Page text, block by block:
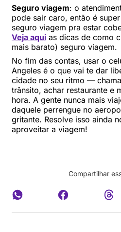
Seguro viagem: o
pode sair caro, então é
seguro viagem pra estar
Veja aqui as dicas de como
mais barato) seguro viagem.
No fim das contas, usar o
Angeles é o que vai te dar
cidade no seu ritmo —
trânsito, achar restaurante e
hora. A gente nunca mais
daquele perrengue no
gritante. Resolve isso ainda
aproveitar a viagem!
Compartilhar